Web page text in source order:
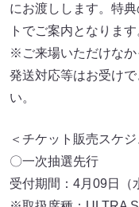
にお渡しします。特
トでご案内となります
※ご来場いただけな
発送対応等はお受け
い。
＜チケット販売スケジ
〇一次抽選先行
受付期間：4月09日（